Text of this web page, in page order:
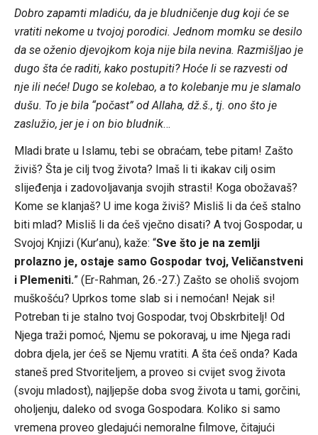
Dobro zapamti mladiću, da je bludničenje dug koji će se
vratiti nekome u tvojoj porodici. Jednom momku se desilo
da se oženio djevojkom koja nije bila nevina. Razmišljao je
dugo šta će raditi, kako postupiti? Hoće li se razvesti od
nje ili neće! Dugo se kolebao, a to kolebanje mu je slamalo
dušu. To je bila “počast” od Allaha, dž.š., tj. ono što je
zaslužio, jer je i on bio bludnik…
Mladi brate u Islamu, tebi se obraćam, tebe pitam! Zašto
živiš? Šta je cilj tvog života? Imaš li ti ikakav cilj osim
slijeđenja i zadovoljavanja svojih strasti! Koga obožavaš?
Kome se klanjaš? U ime koga živiš? Misliš li da ćeš stalno
biti mlad? Misliš li da ćeš vječno disati? A tvoj Gospodar, u
Svojoj Knjizi (Kur’anu), kaže: “Sve što je na zemlji
prolazno je, ostaje samo Gospodar tvoj, Veličanstveni
i Plemeniti.” (Er-Rahman, 26.-27.) Zašto se oholiš svojom
muškošću? Uprkos tome slab si i nemoćan! Nejak si!
Potreban ti je stalno tvoj Gospodar, tvoj Obskrbitelj! Od
Njega traži pomoć, Njemu se pokoravaj, u ime Njega radi
dobra djela, jer ćeš se Njemu vratiti. A šta ćeš onda? Kada
staneš pred Stvoriteljem, a proveo si cvijet svog života
(svoju mladost), najljepše doba svog života u tami, gorčini,
oholjenju, daleko od svoga Gospodara. Koliko si samo
vremena proveo gledajući nemoralne filmove, čitajući